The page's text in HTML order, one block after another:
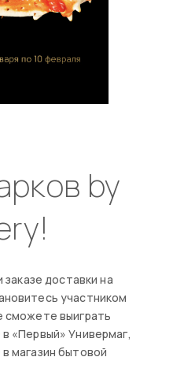
by
заказе доставки на
участником
сможете выиграть
«Первый» Универмаг,
магазин бытовой